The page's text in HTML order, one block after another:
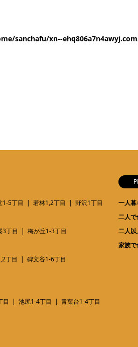
sanchafu/xn--
1-5丁目 若林1,2丁目 野沢1丁目
3丁目 梅が丘1-3丁目
丁目 碑文谷1-6丁目
目 池尻1-4丁目 青葉台1-4丁目
一人
二人で
二人
家族で